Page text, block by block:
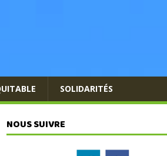
SOLIDARITÉS
NOUS SUIVRE